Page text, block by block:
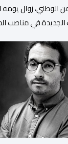
في مناصب
والدار البيضاء
دينامية داخلية
شابة ومتمرسة، […]